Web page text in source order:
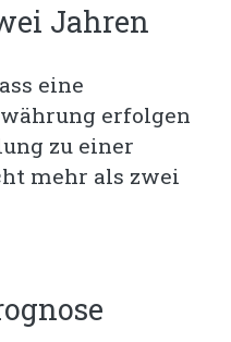
Jahren
eine
erfolgen
zu einer
mehr als zwei